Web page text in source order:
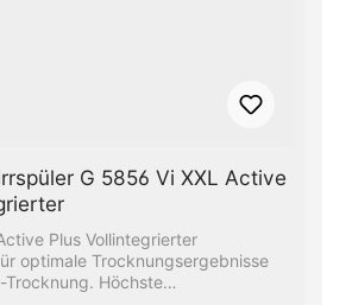
G 5856 Vi XXL Active
Plus Vollintegrierter
optimale Trocknungsergebnisse
Höchste